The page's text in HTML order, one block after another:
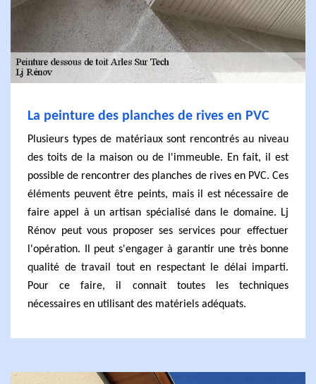
La peinture des planches de rives en PVC
Plusieurs types de matériaux sont rencontrés au niveau
des toits de la maison ou de l'immeuble. En fait, il est
possible de rencontrer des planches de rives en PVC. Ces
éléments peuvent être peints, mais il est nécessaire de
faire appel à un artisan spécialisé dans le domaine. Lj
Rénov peut vous proposer ses services pour effectuer
l'opération. Il peut s'engager à garantir une très bonne
qualité de travail tout en respectant le délai imparti.
Pour ce faire, il connait toutes les techniques
nécessaires en utilisant des matériels adéquats.